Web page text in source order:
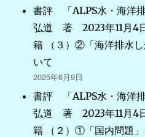
シ
ョ
ン
書評 「ALPS水・海洋
弘道 著 2023年11月4
籍 （３）②「海洋排水
いて
2025年6月9日
書評 「ALPS水・海洋
弘道 著 2023年11月4
籍 （２）①「国内問題